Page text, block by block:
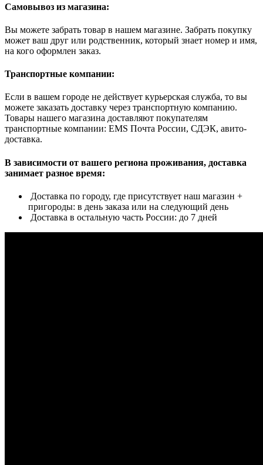
Самовывоз из магазина:
Вы можете забрать товар в нашем магазине. Забрать покупку
может ваш друг или родственник, который знает номер и имя,
на кого оформлен заказ.
Транспортные компании:
Если в вашем городе не действует курьерская служба, то вы
можете заказать доставку через транспортную компанию.
Товары нашего магазина доставляют покупателям
транспортные компании: EMS Почта России, СДЭК, авито-
доставка.
В зависимости от вашего региона проживания, доставка
занимает разное время:
Доставка по городу, где присутствует наш магазин +
пригороды: в день заказа или на следующий день
Доставка в остальную часть России: до 7 дней